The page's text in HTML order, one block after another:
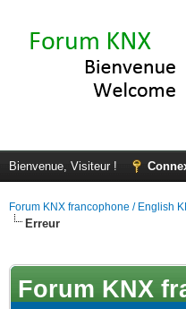
Bienvenue, Visiteur !
Forum KNX francophone / English
Erreur
Forum KNX